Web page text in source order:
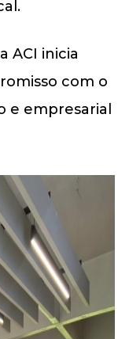
ACI inicia
com o
e empresarial